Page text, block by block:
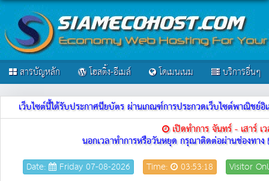
สารบัญหลัก โฮสติ้ง-อีเมล์ โดเมนเนม บริการอื่นๆ
เว็บไซต์นี้ได้รับประกาศนียบัตร ผ่านเกณฑ์การประกวดเว็บไซต์พาณิช
เปิดทำการ จันทร์ - เสาร์
นอกเวลาทำการหรือวันหยุด กรุณาติดต่อผ่านช่องทาง
Date: Friday 07-08-2026 Time: 03:53:18 Visitor